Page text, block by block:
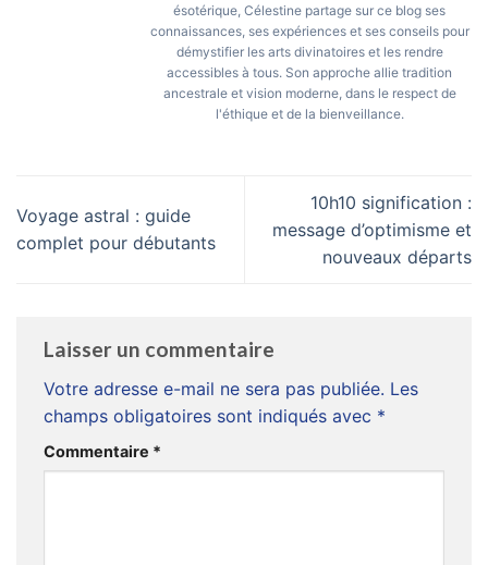
ésotérique, Célestine partage sur ce blog ses
connaissances, ses expériences et ses conseils pour
démystifier les arts divinatoires et les rendre
accessibles à tous. Son approche allie tradition
ancestrale et vision moderne, dans le respect de
l'éthique et de la bienveillance.
Voyage astral : guide
complet pour débutants
10h10 signification :
message d’optimisme et
nouveaux départs
Laisser un commentaire
Votre adresse e-mail ne sera pas publiée. Les
champs obligatoires sont indiqués avec *
Commentaire *